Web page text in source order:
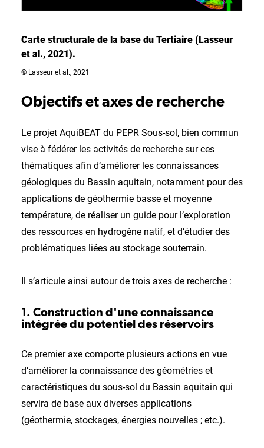
Carte structurale de la base du Tertiaire (Lasseur
et al., 2021).
© Lasseur et al., 2021
Objectifs et axes de recherche
Le projet AquiBEAT du PEPR Sous-sol, bien commun
vise à fédérer les activités de recherche sur ces
thématiques afin d’améliorer les connaissances
géologiques du Bassin aquitain, notamment pour des
applications de géothermie basse et moyenne
température, de réaliser un guide pour l’exploration
des ressources en hydrogène natif, et d’étudier des
problématiques liées au stockage souterrain.
Il s’articule ainsi autour de trois axes de recherche :
1. Construction d'une connaissance
intégrée du potentiel des réservoirs
Ce premier axe comporte plusieurs actions en vue
d’améliorer la connaissance des géométries et
caractéristiques du sous-sol du Bassin aquitain qui
servira de base aux diverses applications
(géothermie, stockages, énergies nouvelles ; etc.).